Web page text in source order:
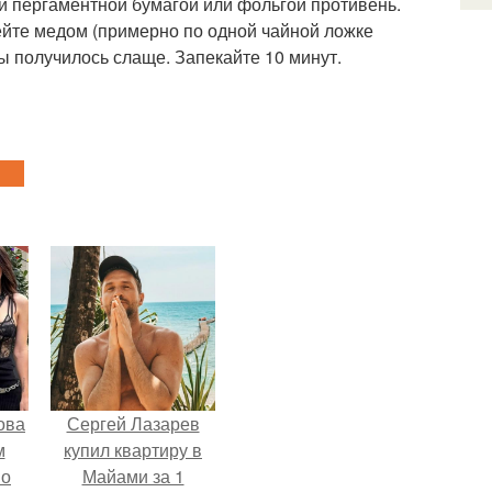
медом (примерно по одной чайной ложке
слаще. Запекайте 10 минут.
Сергей Лазарев
купил квартиру в
Майами за 1